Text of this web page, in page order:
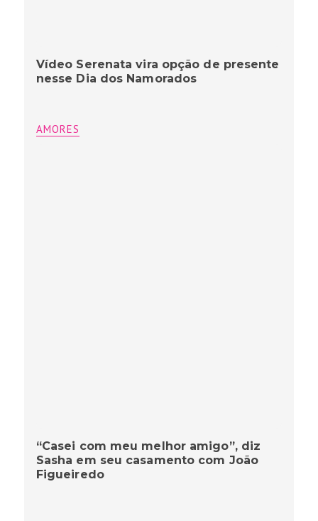
Vídeo Serenata vira opção de presente
nesse Dia dos Namorados
AMORES
“Casei com meu melhor amigo”, diz
Sasha em seu casamento com João
Figueiredo